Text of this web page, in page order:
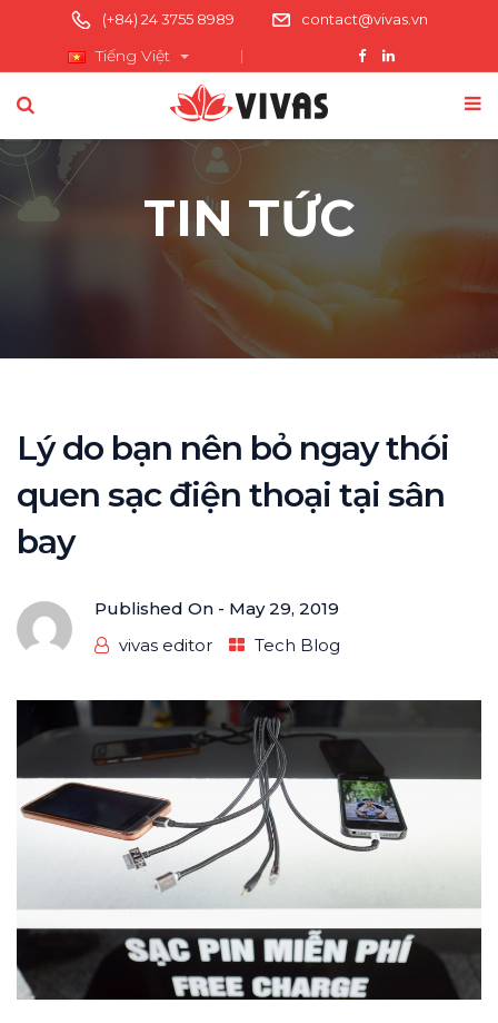
(+84) 24 3755 8989 contact@vivas.vn
Tiếng Việt
TIN TỨC
Lý do bạn nên bỏ ngay thói
quen sạc điện thoại tại sân
bay
Published On - May 29, 2019
vivas editor
Tech Blog